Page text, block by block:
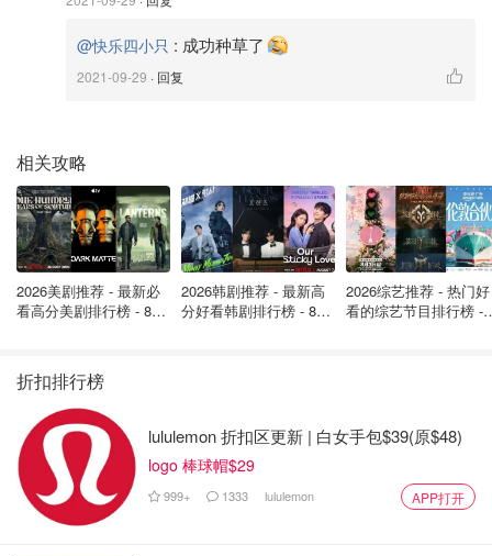
我们25个月的宝宝可以毫不费力的把它放在马桶上。
@快乐四小只 : 成功种草了
2021-09-29 · 回复
相关攻略
2026美剧推荐 - 最新必
看高分美剧排行榜 - 8月
2026韩剧推荐 - 最新高
分好看韩剧排行榜 - 8月
2026综艺推荐 - 热门好
看的综艺节目排行榜 -
折扣排行榜
lululemon 折扣区更新 | 白女手包$39(原$48)
logo 棒球帽$29
999+ 1333 lululemon APP打开